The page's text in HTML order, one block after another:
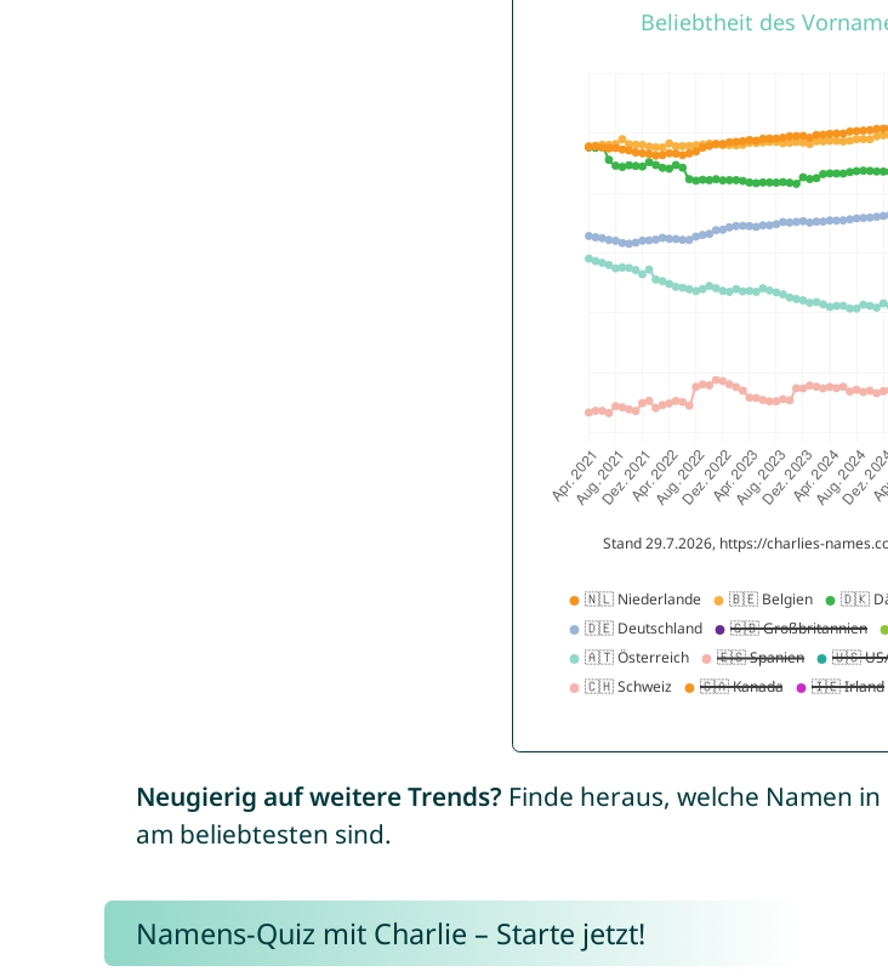
Neugierig auf weitere Trends? Finde heraus, welche Namen in
am beliebtesten sind.
Namens-Quiz mit Charlie – Starte jetzt!